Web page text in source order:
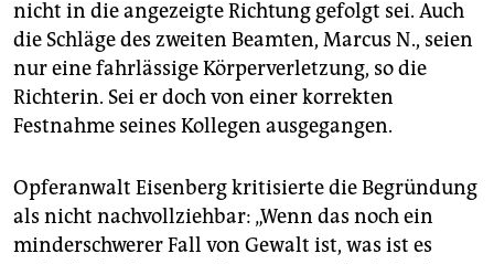
nicht in die angezeigte Richtung gefolgt sei. Auch
die Schläge des zweiten Beamten, Marcus N., seien
nur eine fahrlässige Körperverletzung, so die
Richterin. Sei er doch von einer korrekten
Festnahme seines Kollegen ausgegangen.
Opferanwalt Eisenberg kritisierte die Begründung
als nicht nachvollziehbar: „Wenn das noch ein
minderschwerer Fall von Gewalt ist, was ist es